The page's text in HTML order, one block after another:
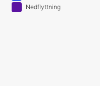
Nedflyttning